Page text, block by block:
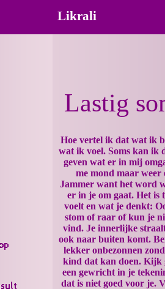
Likrali
Lastig
Hoe vertel ik dat wat ik
wat ik voel. Soms kan ik
geven wat er in mij
me mond maar
Jammer want het word
er in je om gaat. Het is
voelt en wat je denkt:
stom of raar of kun je
vind. Je innerlijke
ook naar buiten komt.
lekker onbezonnen
kind dat kan doen. Kijk
een gewricht in je
dat is niet goed voor je.